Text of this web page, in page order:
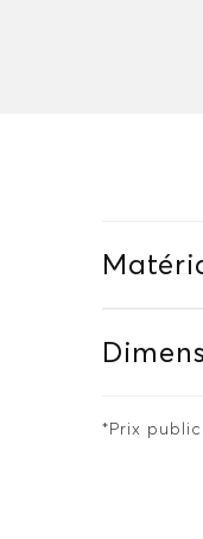
*Prix